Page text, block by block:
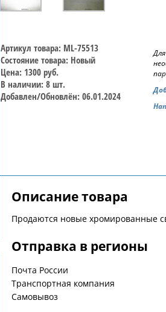
Артикул товара: ML-75513
Состояние товара: Новый
Цена: 1300 руб.
В наличии: 8 шт.
Добавлен/Обновлён: 06.01.2024
Описание товара
Продаются новые хромированные
Отправка в регионы
Почта России
Транспортная компания
Самовывоз